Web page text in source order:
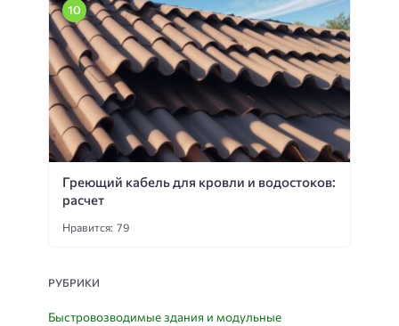
Греющий кабель для кровли и водостоков:
расчет
Нравится: 79
РУБРИКИ
Быстровозводимые здания и модульные